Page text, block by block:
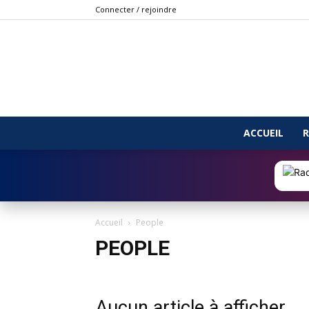
Connecter / rejoindre
ACCUEIL
Accueil People
PEOPLE